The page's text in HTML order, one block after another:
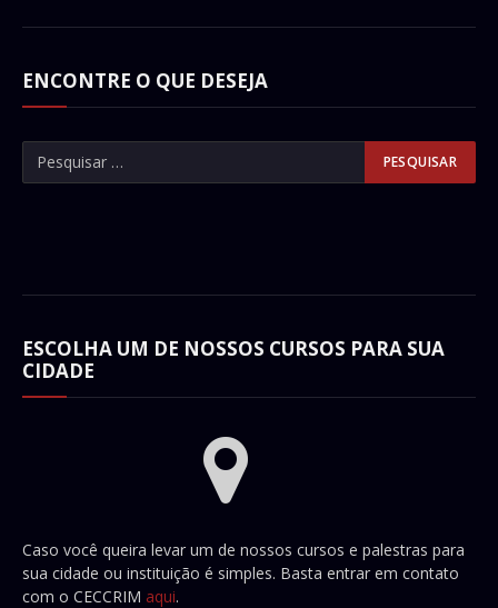
ENCONTRE O QUE DESEJA
ESCOLHA UM DE NOSSOS CURSOS PARA SUA
CIDADE
Caso você queira levar um de nossos cursos e palestras para
sua cidade ou instituição é simples. Basta entrar em contato
com o CECCRIM aqui.